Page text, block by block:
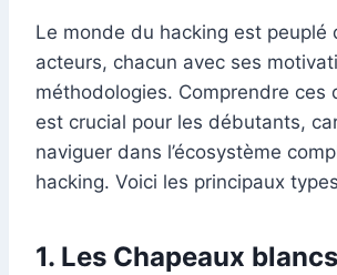
Le monde du hacking est peuplé
acteurs, chacun avec ses
méthodologies. Comprendre ces
est crucial pour les débutants,
naviguer dans l’écosystème
hacking. Voici les principaux
1. Les Chapeaux